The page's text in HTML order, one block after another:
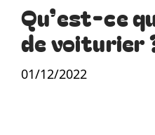
Qu’est-ce
de voiturier
01/12/2022